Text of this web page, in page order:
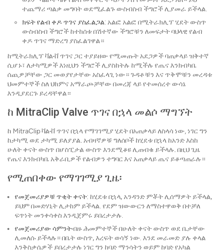
ተጨማሪ ጣልቃ መግባት ወደሚፈልጉ ውስብስብ ችግሮች ሊያመራ ይችላል.
ክፍት የልብ ቀዶ ጥገና ያስፈልጋል: አልፎ አልፎ በሚትራክሊፕ ሂደት ውስጥ
ውስብስብ ችግሮች ከተከሰቱ በሽተኛው ችግሮቹን ለመፍታት ባህላዊ የልብ
ቀዶ ጥገና ማድረግ ያስፈልገዋል።
ከሚትራክሊፕ ቫልቭ ጥገና ጋር ተያይዘው የሚመጡት አደጋዎች ባጠቃላይ ዝቅተኛ
ሲሆኑ፣ ለታካሚዎች እነዚህን ችግሮች ሊያስከትሉ ከሚችሉ የጤና እንክብካቤ
ሰጪዎቻቸው ጋር መወያየታቸው አስፈላጊ ነው። ጉዳቶቹን እና ጥቅሞቹን መረዳቱ
ህመምተኞች ስለ ህክምና አማራጮቻቸው በመረጃ ላይ የተመሰረተ ውሳኔ
እንዲያደርጉ ይረዳቸዋል።
ከ MitraClip Valve ጥገና በኋላ መልሶ ማግኘት
ከ MitraClip ቫልቭ ጥገና በኋላ የማገገሚያ ሂደት በአጠቃላይ ለስላሳ ነው, ነገር ግን
ከታካሚ ወደ ታካሚ ይለያያል. አብዛኛዎቹ ግለሰቦች ከሂደቱ በኋላ ከአንድ እስከ
ሁለት ቀናት ውስጥ በሆስፒታል ውስጥ እንደሚቆዩ ሊጠብቁ ይችላሉ. በዚህ ጊዜ
የጤና እንክብካቤ አቅራቢዎች የልብዎን ተግባር እና አጠቃላይ ጤና ይቆጣጠራሉ።
የሚጠበቀው የማገገሚያ ጊዜ፡
የመጀመሪያዎቹ ጥቂት ቀናት: ከሂደቱ በኋላ, አንዳንድ ምቾት ሊሰማዎት ይችላል,
ይህም በመድሃኒት ሊታከም ይችላል. የደም ዝውውርን ለማስተዋወቅ በተቻለ
ፍጥነት መንቀሳቀስ እንዲጀምሩ ይበረታታሉ.
የመጀመሪያው ሳምንትብዙ ሕመምተኞች በሁለት ቀናት ውስጥ ወደ ቤታቸው
ሊመለሱ ይችላሉ። በቤት ውስጥ, እረፍት ወሳኝ ነው. እንደ መራመድ ያሉ ቀላል
እንቅስቃሴዎች ይበረታታሉ ነገር ግን ከባድ ማንሳትን ወይም ከባድ የአካል